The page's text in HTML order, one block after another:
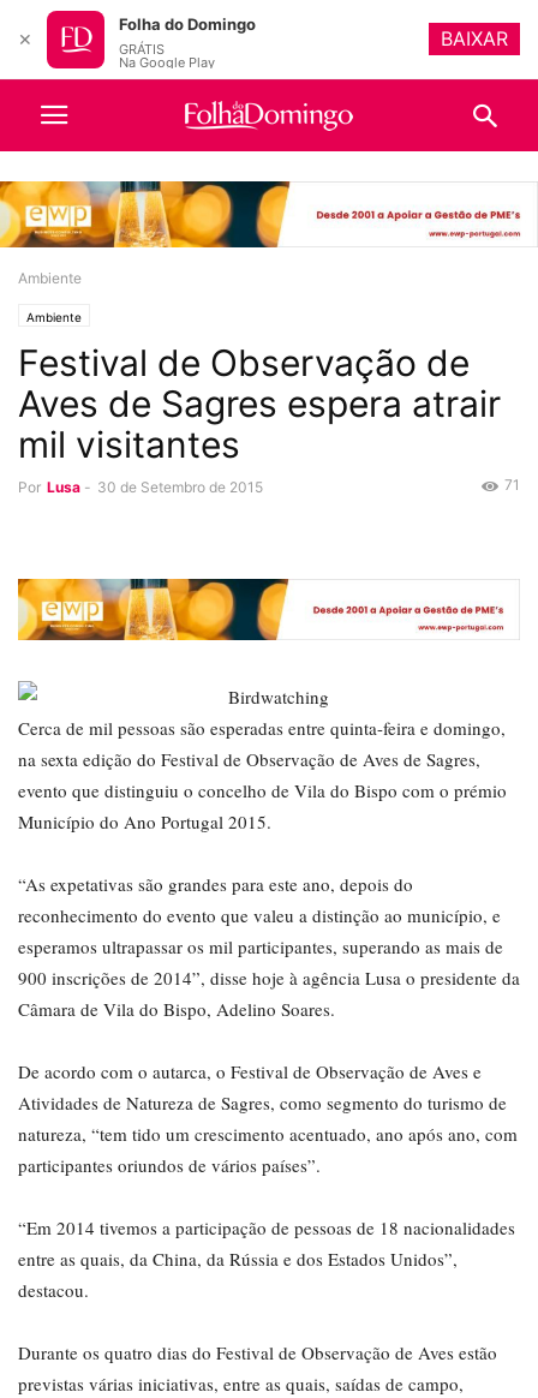
Ambiente
Ambiente
Festival de Observação de
Aves de Sagres espera atrair
mil visitantes
Por Lusa - 30 de Setembro de 2015 71
Cerca de mil pessoas são esperadas entre quinta-feira e domingo,
na sexta edição do Festival de Observação de Aves de Sagres,
evento que distinguiu o concelho de Vila do Bispo com o prémio
Município do Ano Portugal 2015.
“As expetativas são grandes para este ano, depois do
reconhecimento do evento que valeu a distinção ao município, e
esperamos ultrapassar os mil participantes, superando as mais de
900 inscrições de 2014”, disse hoje à agência Lusa o presidente da
Câmara de Vila do Bispo, Adelino Soares.
De acordo com o autarca, o Festival de Observação de Aves e
Atividades de Natureza de Sagres, como segmento do turismo de
natureza, “tem tido um crescimento acentuado, ano após ano, com
participantes oriundos de vários países”.
“Em 2014 tivemos a participação de pessoas de 18 nacionalidades
entre as quais, da China, da Rússia e dos Estados Unidos”,
destacou.
Durante os quatro dias do Festival de Observação de Aves estão
previstas várias iniciativas, entre as quais, saídas de campo,
✕
Folha do Domingo
GRÁTIS
Na Google Play
BAIXAR